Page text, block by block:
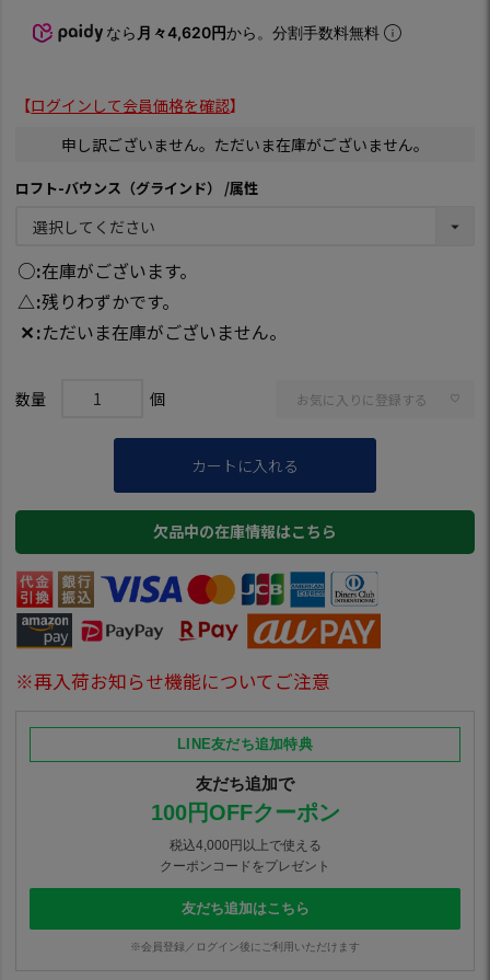
なら 月々4,620円から。分割手数料無料
【ログインして会員価格を確認】
申し訳ございません。ただいま在庫がございません。
ロフト-バウンス（グラインド） 属性
○ 在庫がございます。
△ 残りわずかです。
✕ ただいま在庫がございません。
お気に入りに登録する
カートに入れる
欠品中の在庫情報はこちら
※再入荷お知らせ機能についてご注意
LINE友だち追加特典
友だち追加で
100円OFFクーポン
税込4,000円以上で使える
クーポンコードをプレゼント
友だち追加はこちら
※会員登録／ログイン後にご利用いただけます